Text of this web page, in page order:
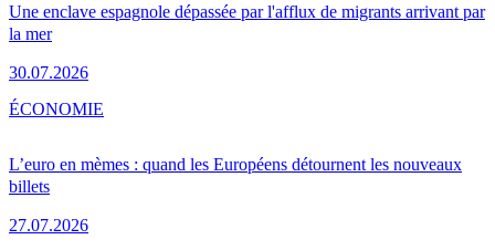
Une enclave espagnole dépassée par l'afflux de migrants arrivant par
la mer
30.07.2026
L’euro en mèmes : quand les Européens détournent les nouveaux
billets
27.07.2026
ÉCONOMIE